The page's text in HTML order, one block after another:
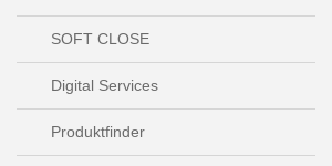
SOFT CLOSE
Digital Services
Produktfinder